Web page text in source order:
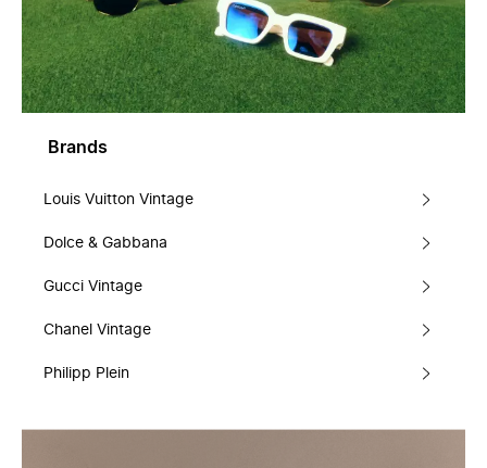
Brands
Louis Vuitton Vintage
Dolce & Gabbana
Gucci Vintage
Chanel Vintage
Philipp Plein